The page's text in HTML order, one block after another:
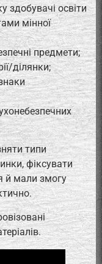
здобувачі освіти
мінної
предмети;
ділянки;
типи
фіксувати
й мали змогу